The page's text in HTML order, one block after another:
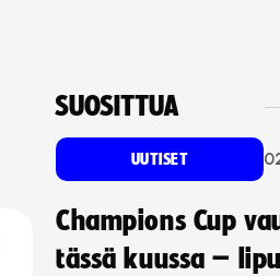
SUOSITTUA
UUTISET
Champions Cup
tässä kuussa –